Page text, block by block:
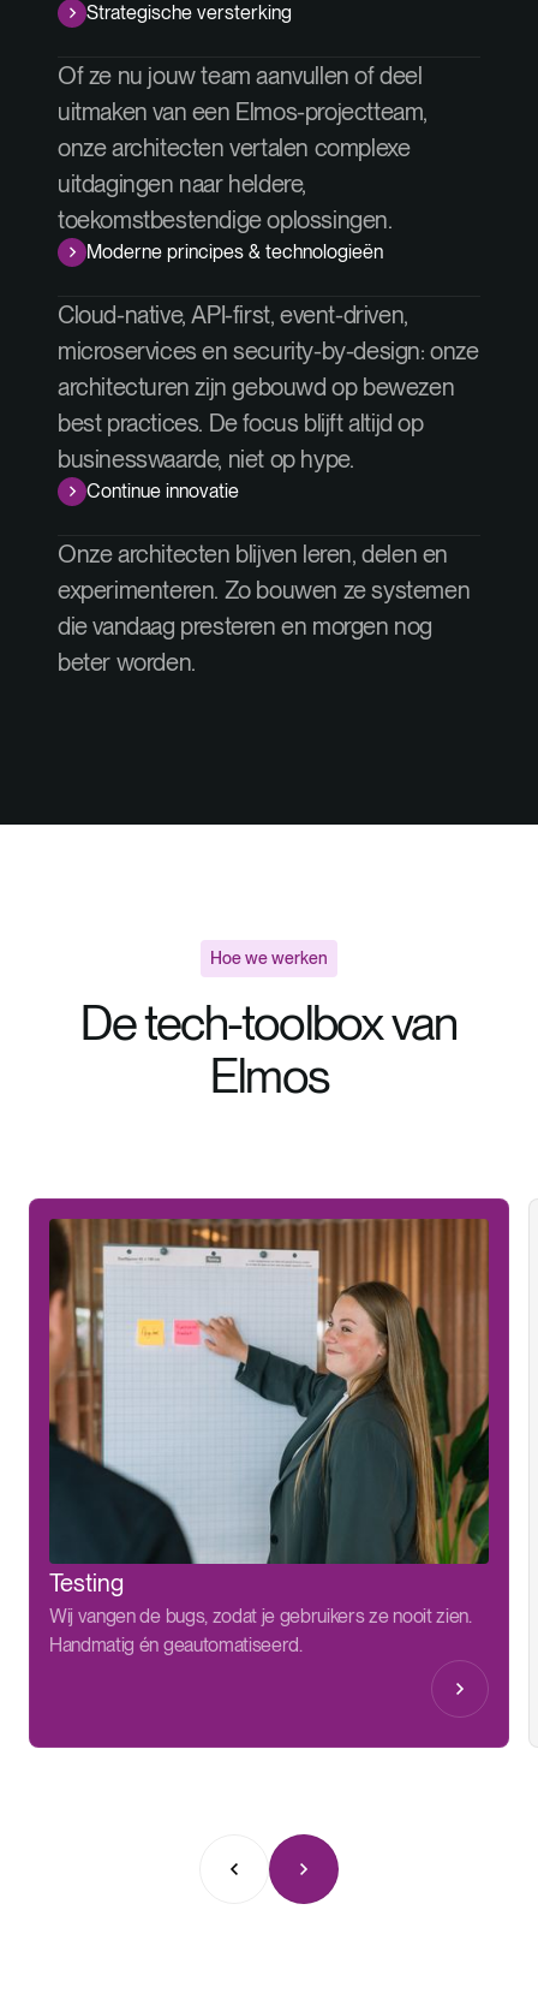
Strategische versterking
Of ze nu jouw team aanvullen of deel
uitmaken van een Elmos-projectteam,
onze architecten vertalen complexe
uitdagingen naar heldere,
toekomstbestendige oplossingen.
Moderne principes & technologieën
Cloud-native, API-first, event-driven,
microservices en security-by-design: onze
architecturen zijn gebouwd op bewezen
best practices. De focus blijft altijd op
businesswaarde, niet op hype.
Continue innovatie
Onze architecten blijven leren, delen en
experimenteren. Zo bouwen ze systemen
die vandaag presteren en morgen nog
beter worden.
Hoe we werken
De tech-toolbox van
Elmos
Testing
Wij vangen de bugs, zodat je gebruikers ze nooit zien.
Handmatig én geautomatiseerd.